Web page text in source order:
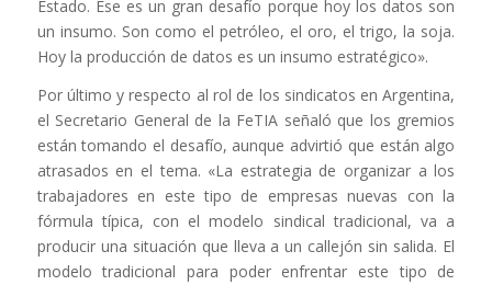
Estado. Ese es un gran desafío porque hoy los datos son
un insumo. Son como el petróleo, el oro, el trigo, la soja.
Hoy la producción de datos es un insumo estratégico».
Por último y respecto al rol de los sindicatos en Argentina,
el Secretario General de la FeTIA señaló que los gremios
están tomando el desafío, aunque advirtió que están algo
atrasados en el tema. «La estrategia de organizar a los
trabajadores en este tipo de empresas nuevas con la
fórmula típica, con el modelo sindical tradicional, va a
producir una situación que lleva a un callejón sin salida. El
modelo tradicional para poder enfrentar este tipo de